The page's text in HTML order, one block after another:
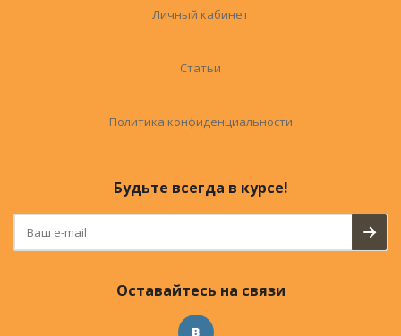
Личный кабинет
Статьи
Политика конфиденциальности
Будьте всегда в курсе!
Оставайтесь на связи